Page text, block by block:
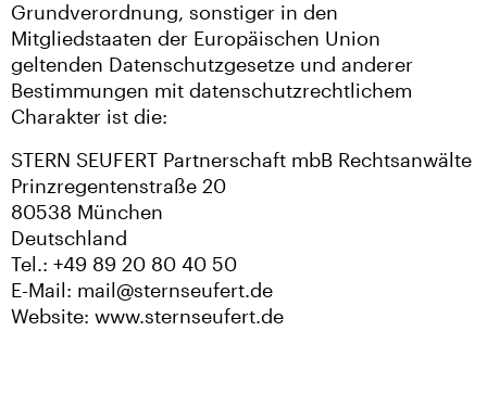
Grundverordnung, sonstiger in den
Mitgliedstaaten der Europäischen Union
geltenden Datenschutzgesetze und anderer
Bestimmungen mit datenschutzrechtlichem
Charakter ist die:
STERN SEUFERT Partnerschaft mbB Rechtsanwälte
Prinzregentenstraße 20
80538 München
Deutschland
Tel.: +49 89 20 80 40 50
E-Mail: mail@sternseufert.de
Website: www.sternseufert.de